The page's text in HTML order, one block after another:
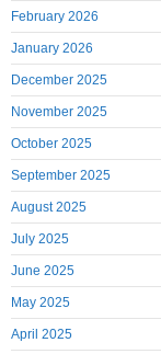
February 2026
January 2026
December 2025
November 2025
October 2025
September 2025
August 2025
July 2025
June 2025
May 2025
April 2025